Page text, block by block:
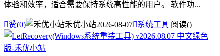
体验和效率，适合需要保持系统高性能的用户。 软件功...
赞(0) 禾优小站2026-08-07系统工具 阅读()